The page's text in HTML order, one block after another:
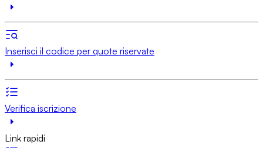
Inserisci il codice per quote riservate
Verifica iscrizione
Link rapidi